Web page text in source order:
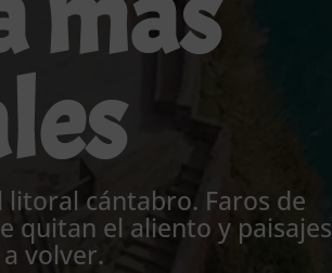
litoral cántabro. Faros de
quitan el aliento y paisajes
volver.